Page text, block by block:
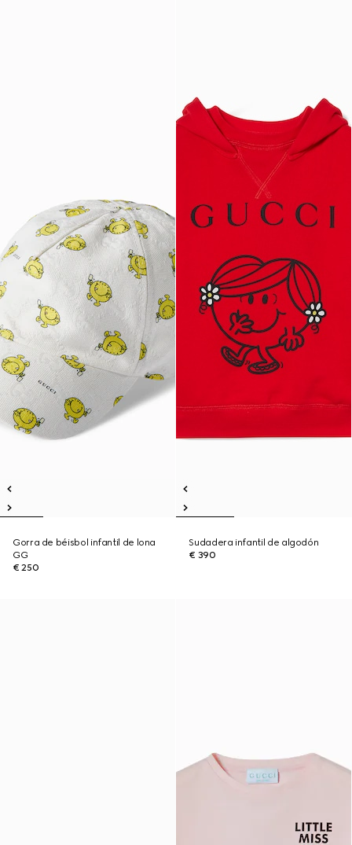
Gorra de béisbol infantil de lona
GG
€ 250
Sudadera infantil de algodón
€ 390